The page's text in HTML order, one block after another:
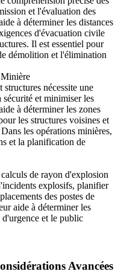
et l'évaluation des
à déterminer les distances
d'évacuation civile
Il est essentiel pour
démolition et l'élimination
nécessite une
et minimiser les
à déterminer les zones
les structures voisines et
les opérations minières,
et la planification de
de rayon d'explosion
explosifs, planifier
des postes de
aide à déterminer les
d'urgence et le public
Avancées